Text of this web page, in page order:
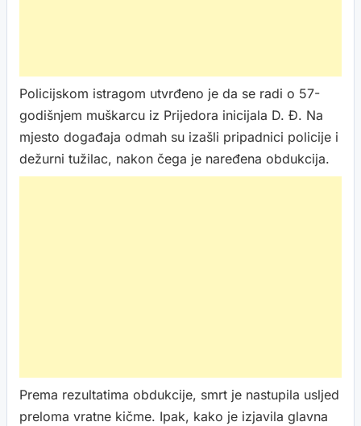
Policijskom istragom utvrđeno je da se radi o 57-
godišnjem muškarcu iz Prijedora inicijala D. Đ. Na
mjesto događaja odmah su izašli pripadnici policije i
dežurni tužilac, nakon čega je naređena obdukcija.
Prema rezultatima obdukcije, smrt je nastupila usljed
preloma vratne kičme. Ipak, kako je izjavila glavna